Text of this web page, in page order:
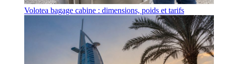
Volotea bagage cabine : dimensions, poids et tarifs